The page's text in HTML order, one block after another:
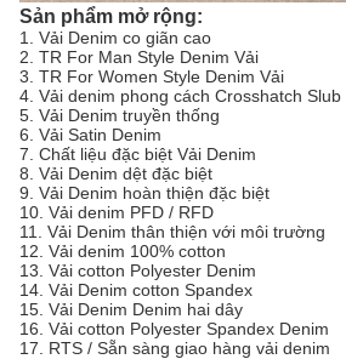
Sản phẩm mở rộng:
1. Vải Denim co giãn cao
2. TR For Man Style Denim Vải
3. TR For Women Style Denim Vải
4. Vải denim phong cách Crosshatch Slub
5. Vải Denim truyền thống
6. Vải Satin Denim
7. Chất liệu đặc biệt Vải Denim
8. Vải Denim dệt đặc biệt
9. Vải Denim hoàn thiện đặc biệt
10. Vải denim PFD / RFD
11. Vải Denim thân thiện với môi trường
12. Vải denim 100% cotton
13. Vải cotton Polyester Denim
14. Vải Denim cotton Spandex
15. Vải Denim Denim hai dây
16. Vải cotton Polyester Spandex Denim
17. RTS / Sẵn sàng giao hàng vải denim